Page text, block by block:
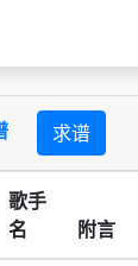
求谱
歌手
名
附言